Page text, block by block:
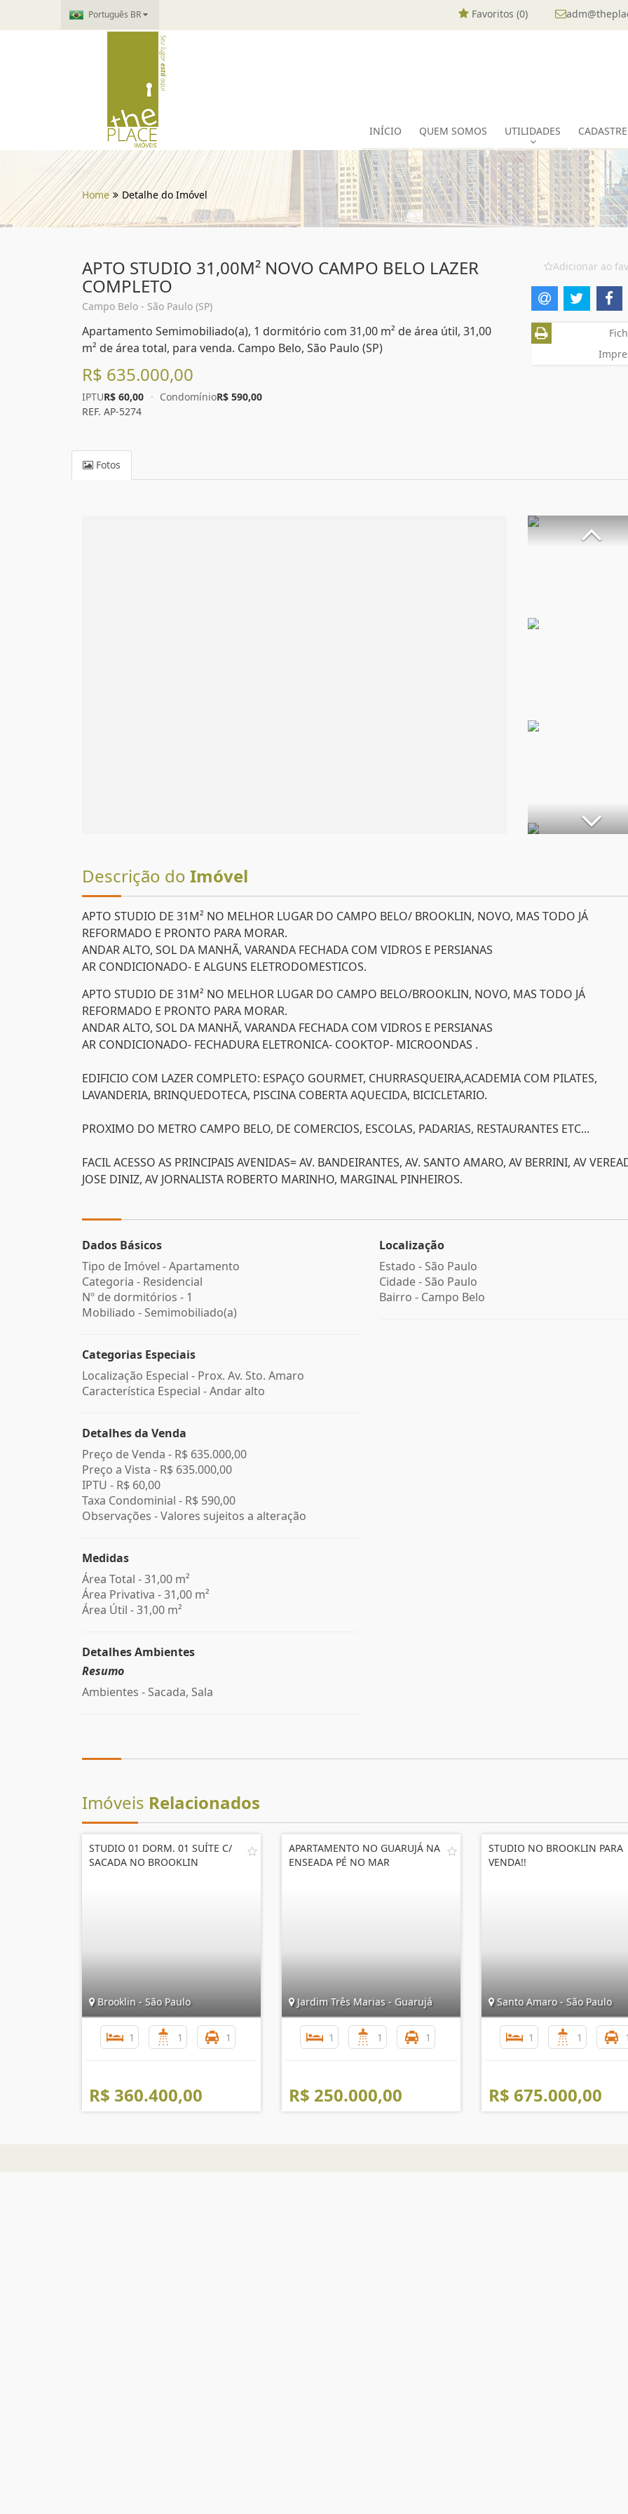
Português BR Favoritos (0)
INÍCIO QUEM SOMOS UTILIDADES
Home Detalhe do Imóvel
APTO STUDIO 31,00M² NOVO CAMPO BELO LAZER
COMPLETO
Campo Belo - São Paulo (SP)
Apartamento Semimobiliado(a), 1 dormitório com 31,00 m² de área útil, 31,00
m² de área total, para venda. Campo Belo, São Paulo (SP)
R$ 635.000,00
IPTUR$ 60,00 · CondomínioR$ 590,00
REF. AP-5274
Adicionar ao
Fotos
Descrição do Imóvel
APTO STUDIO DE 31M² NO MELHOR LUGAR DO CAMPO BELO/ BROOKLIN, NOVO, MAS TODO JÁ
REFORMADO E PRONTO PARA MORAR.
ANDAR ALTO, SOL DA MANHÃ, VARANDA FECHADA COM VIDROS E PERSIANAS
AR CONDICIONADO- E ALGUNS ELETRODOMESTICOS.
APTO STUDIO DE 31M² NO MELHOR LUGAR DO CAMPO BELO/BROOKLIN, NOVO, MAS TODO JÁ
REFORMADO E PRONTO PARA MORAR.
ANDAR ALTO, SOL DA MANHÃ, VARANDA FECHADA COM VIDROS E PERSIANAS
AR CONDICIONADO- FECHADURA ELETRONICA- COOKTOP- MICROONDAS .
EDIFICIO COM LAZER COMPLETO: ESPAÇO GOURMET, CHURRASQUEIRA,ACADEMIA COM PILATES,
LAVANDERIA, BRINQUEDOTECA, PISCINA COBERTA AQUECIDA, BICICLETARIO.
PROXIMO DO METRO CAMPO BELO, DE COMERCIOS, ESCOLAS, PADARIAS, RESTAURANTES ETC...
FACIL ACESSO AS PRINCIPAIS AVENIDAS= AV. BANDEIRANTES, AV. SANTO AMARO, AV BERRINI, AV
JOSE DINIZ, AV JORNALISTA ROBERTO MARINHO, MARGINAL PINHEIROS.
Dados Básicos
Tipo de Imóvel - Apartamento
Categoria - Residencial
Nº de dormitórios - 1
Mobiliado - Semimobiliado(a)
Categorias Especiais
Localização Especial - Prox. Av. Sto. Amaro
Característica Especial - Andar alto
Detalhes da Venda
Preço de Venda - R$ 635.000,00
Preço a Vista - R$ 635.000,00
IPTU - R$ 60,00
Taxa Condominial - R$ 590,00
Observações - Valores sujeitos a alteração
Medidas
Área Total - 31,00 m²
Área Privativa - 31,00 m²
Área Útil - 31,00 m²
Detalhes Ambientes
Resumo
Ambientes - Sacada, Sala
Localização
Estado - São Paulo
Cidade - São Paulo
Bairro - Campo Belo
Imóveis Relacionados
STUDIO 01 DORM. 01 SUÍTE C/
SACADA NO BROOKLIN
Brooklin - São Paulo
1 1 1
R$ 360.400,00
APARTAMENTO NO GUARUJÁ NA
ENSEADA PÉ NO MAR
Jardim Três Marias - Guarujá
1 1 1
R$ 250.000,00
STUDIO NO BROOKLIN PARA
VENDA!!
Santo Amaro - São Paulo
1 1
R$ 675.000,00